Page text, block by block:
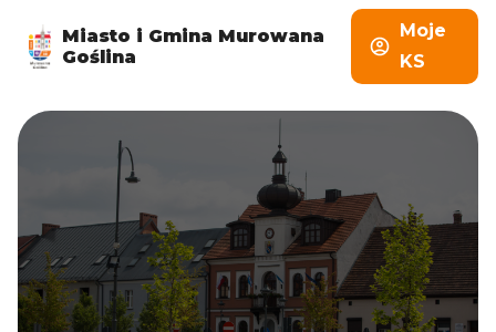
Miasto i Gmina Murowana
Goślina
Moje
KS